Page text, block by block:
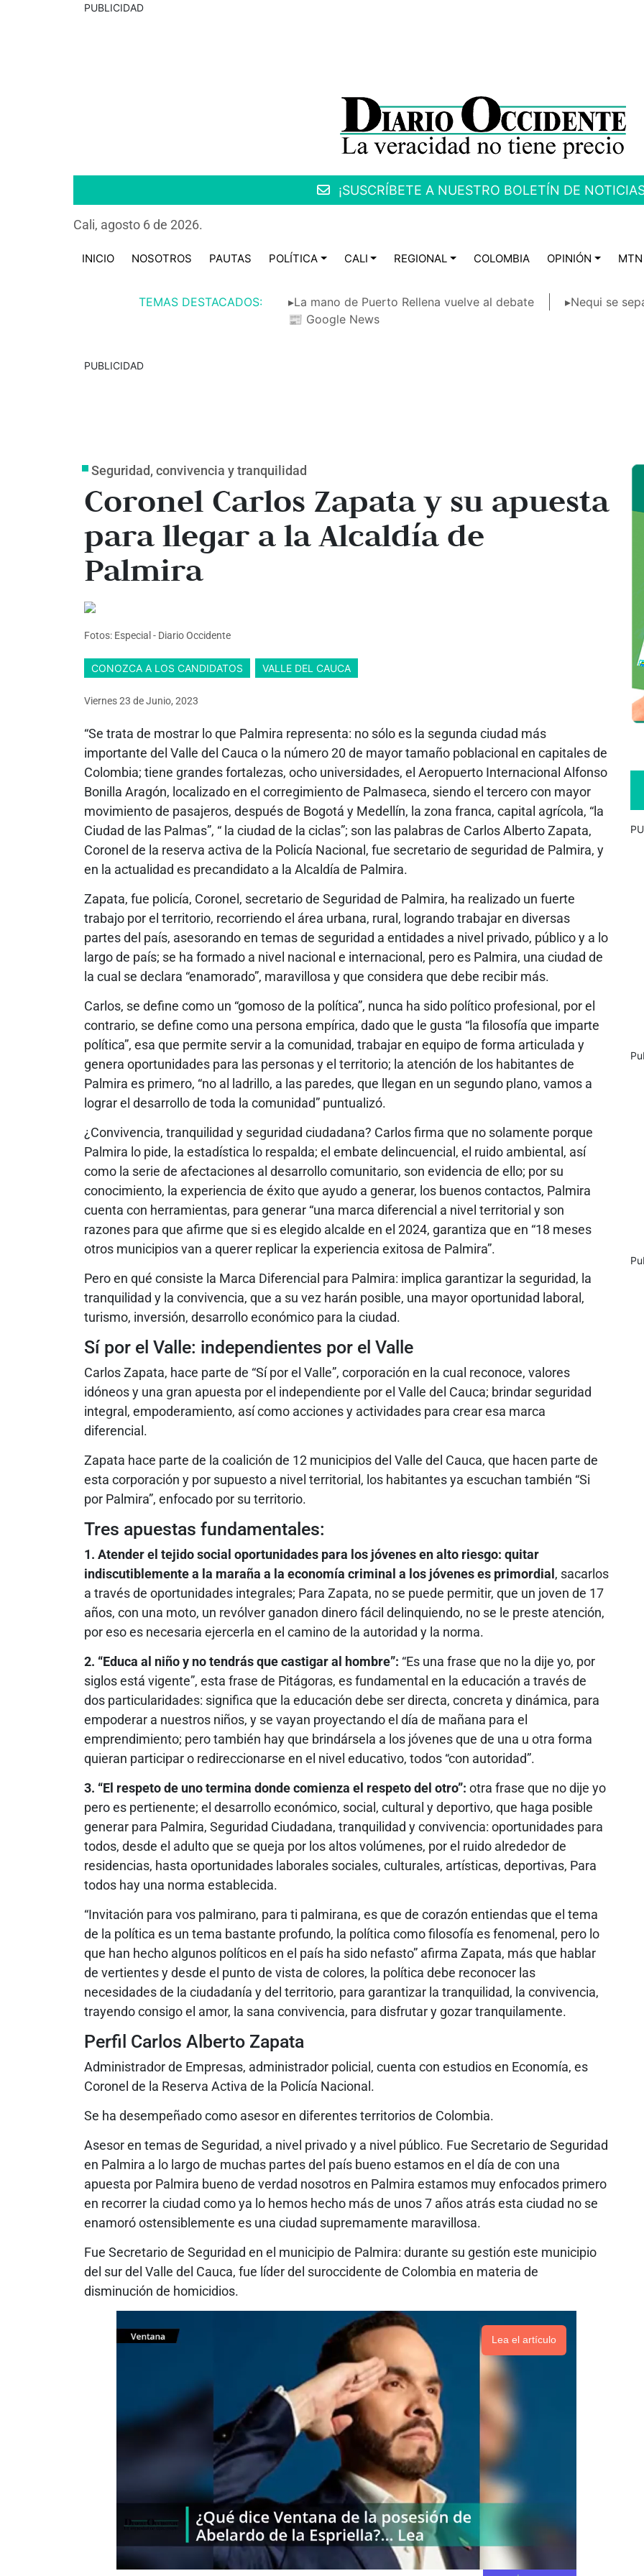
PUBLICIDAD
¡SUSCRÍBETE A NUESTRO BOLETÍN DE
Cali, agosto 6 de 2026.
INICIO NOSOTROS PAUTAS POLÍTICA CALI REGIONAL COLOMBIA OPINIÓN MTN
TEMAS DESTACADOS: ▸La mano de Puerto Rellena vuelve al debate
▸Nequi se
📰 Google News
PUBLICIDAD
Seguridad, convivencia y tranquilidad
Coronel Carlos Zapata y su apuesta
para llegar a la Alcaldía de
Palmira
Fotos: Especial - Diario Occidente
CONOZCA A LOS CANDIDATOS VALLE DEL CAUCA
Viernes 23 deJunio, 2023
“Se trata de mostrar lo que Palmira representa: no sólo es la segunda ciudad más
importante del Valle del Cauca o la número 20 de mayor tamaño poblacional en capitales de
Colombia; tiene grandes fortalezas, ocho universidades, el Aeropuerto Internacional Alfonso
Bonilla Aragón, localizado en el corregimiento de Palmaseca, siendo el tercero con mayor
movimiento de pasajeros, después de Bogotá y Medellín, la zona franca, capital agrícola, “la
Ciudad de las Palmas”, “ la ciudad de la ciclas”; son las palabras de Carlos Alberto Zapata,
Coronel de la reserva activa de la Policía Nacional, fue secretario de seguridad de Palmira, y
en la actualidad es precandidato a la Alcaldía de Palmira.
Zapata, fue policía, Coronel, secretario de Seguridad de Palmira, ha realizado un fuerte
trabajo por el territorio, recorriendo el área urbana, rural, logrando trabajar en diversas
partes del país, asesorando en temas de seguridad a entidades a nivel privado, público y a lo
largo de país; se ha formado a nivel nacional e internacional, pero es Palmira, una ciudad de
la cual se declara “enamorado”, maravillosa y que considera que debe recibir más.
Carlos, se define como un “gomoso de la política”, nunca ha sido político profesional, por el
contrario, se define como una persona empírica, dado que le gusta “la filosofía que imparte
política”, esa que permite servir a la comunidad, trabajar en equipo de forma articulada y
genera oportunidades para las personas y el territorio; la atención de los habitantes de
Palmira es primero, “no al ladrillo, a las paredes, que llegan en un segundo plano, vamos a
lograr el desarrollo de toda la comunidad” puntualizó.
¿Convivencia, tranquilidad y seguridad ciudadana? Carlos firma que no solamente porque
Palmira lo pide, la estadística lo respalda; el embate delincuencial, el ruido ambiental, así
como la serie de afectaciones al desarrollo comunitario, son evidencia de ello; por su
conocimiento, la experiencia de éxito que ayudo a generar, los buenos contactos, Palmira
cuenta con herramientas, para generar “una marca diferencial a nivel territorial y son
razones para que afirme que si es elegido alcalde en el 2024, garantiza que en “18 meses
otros municipios van a querer replicar la experiencia exitosa de Palmira”.
Pero en qué consiste la Marca Diferencial para Palmira: implica garantizar la seguridad, la
tranquilidad y la convivencia, que a su vez harán posible, una mayor oportunidad laboral,
turismo, inversión, desarrollo económico para la ciudad.
Sí por el Valle: independientes por el Valle
Carlos Zapata, hace parte de “Sí por el Valle”, corporación en la cual reconoce, valores
idóneos y una gran apuesta por el independiente por el Valle del Cauca; brindar seguridad
integral, empoderamiento, así como acciones y actividades para crear esa marca
diferencial.
Zapata hace parte de la coalición de 12 municipios del Valle del Cauca, que hacen parte de
esta corporación y por supuesto a nivel territorial, los habitantes ya escuchan también “Si
por Palmira”, enfocado por su territorio.
Tres apuestas fundamentales:
1. Atender el tejido social oportunidades para los jóvenes en alto riesgo: quitar
indiscutiblemente a la maraña a la economía criminal a los jóvenes es primordial, sacarlos
a través de oportunidades integrales; Para Zapata, no se puede permitir, que un joven de 17
años, con una moto, un revólver ganadon dinero fácil delinquiendo, no se le preste atención,
por eso es necesaria ejercerla en el camino de la autoridad y la norma.
2. “Educa al niño y no tendrás que castigar al hombre”: “Es una frase que no la dije yo, por
siglos está vigente”, esta frase de Pitágoras, es fundamental en la educación a través de
dos particularidades: significa que la educación debe ser directa, concreta y dinámica, para
empoderar a nuestros niños, y se vayan proyectando el día de mañana para el
emprendimiento; pero también hay que brindársela a los jóvenes que de una u otra forma
quieran participar o redireccionarse en el nivel educativo, todos “con autoridad”.
3. “El respeto de uno termina donde comienza el respeto del otro”: otra frase que no dije yo
pero es pertienente; el desarrollo económico, social, cultural y deportivo, que haga posible
generar para Palmira, Seguridad Ciudadana, tranquilidad y convivencia: oportunidades para
todos, desde el adulto que se queja por los altos volúmenes, por el ruido alrededor de
residencias, hasta oportunidades laborales sociales, culturales, artísticas, deportivas, Para
todos hay una norma establecida.
“Invitación para vos palmirano, para ti palmirana, es que de corazón entiendas que el tema
de la política es un tema bastante profundo, la política como filosofía es fenomenal, pero lo
que han hecho algunos políticos en el país ha sido nefasto” afirma Zapata, más que hablar
de vertientes y desde el punto de vista de colores, la política debe reconocer las
necesidades de la ciudadanía y del territorio, para garantizar la tranquilidad, la convivencia,
trayendo consigo el amor, la sana convivencia, para disfrutar y gozar tranquilamente.
Perfil Carlos Alberto Zapata
Administrador de Empresas, administrador policial, cuenta con estudios en Economía, es
Coronel de la Reserva Activa de la Policía Nacional.
Se ha desempeñado como asesor en diferentes territorios de Colombia.
Asesor en temas de Seguridad, a nivel privado y a nivel público. Fue Secretario de Seguridad
en Palmira a lo largo de muchas partes del país bueno estamos en el día de con una
apuesta por Palmira bueno de verdad nosotros en Palmira estamos muy enfocados primero
en recorrer la ciudad como ya lo hemos hecho más de unos 7 años atrás esta ciudad no se
enamoró ostensiblemente es una ciudad supremamente maravillosa.
Fue Secretario de Seguridad en el municipio de Palmira: durante su gestión este municipio
del sur del Valle del Cauca, fue líder del suroccidente de Colombia en materia de
disminución de homicidios.
Lea el artículo